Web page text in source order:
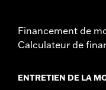
Financement de
Calculateur de
ENTRETIEN DE LA